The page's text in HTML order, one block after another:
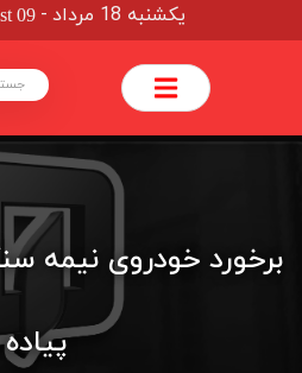
یکشنبه 18 مرداد -
09
برخورد خودروی نیمه
پیاده